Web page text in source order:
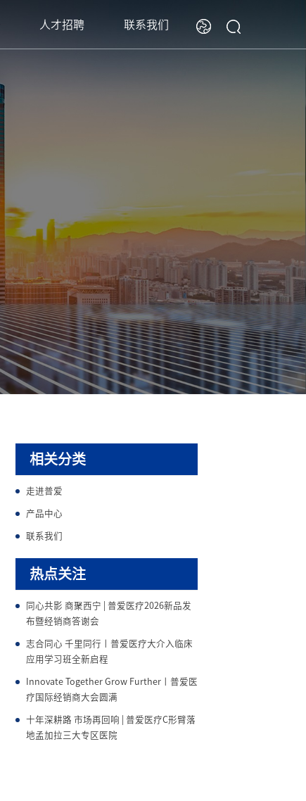
人才招聘 联系我们
相关分类
走进普爱
产品中心
联系我们
热点关注
同心共影 商聚西宁 | 普爱医疗2026新品发
布暨经销商答谢会
志合同心 千里同行丨普爱医疗大介入临床
应用学习班全新启程
Innovate Together Grow Further丨普爱医
疗国际经销商大会圆满
十年深耕路 市场再回响 | 普爱医疗C形臂落
地孟加拉三大专区医院